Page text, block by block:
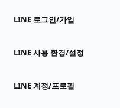
LINE 로그인/가입
LINE 사용 환경/설정
LINE 계정/프로필